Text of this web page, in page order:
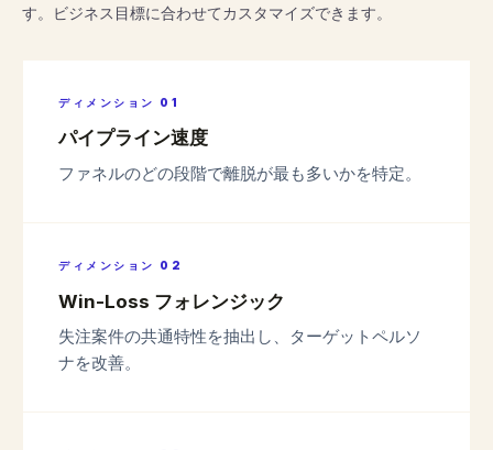
す。ビジネス目標に合わせてカスタマイズできます。
ディメンション 01
パイプライン速度
ファネルのどの段階で離脱が最も多いかを特定。
ディメンション 02
Win-Loss フォレンジック
失注案件の共通特性を抽出し、ターゲットペルソ
ナを改善。